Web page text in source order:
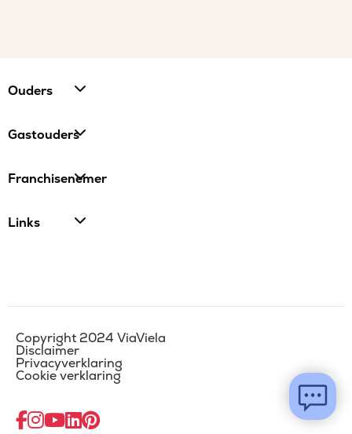
Ouders
Gastouders
Franchisenemer
Links
Copyright 2024 ViaViela
Disclaimer
Privacyverklaring
Cookie verklaring